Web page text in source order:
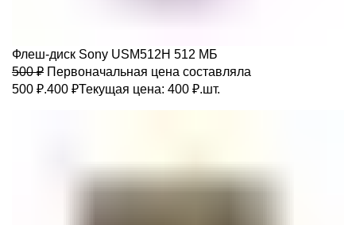
Флеш-диск Sony USM512H 512 МБ
500₽ Первоначальная цена составляла
500 ₽.400 ₽Текущая цена: 400 ₽.шт.